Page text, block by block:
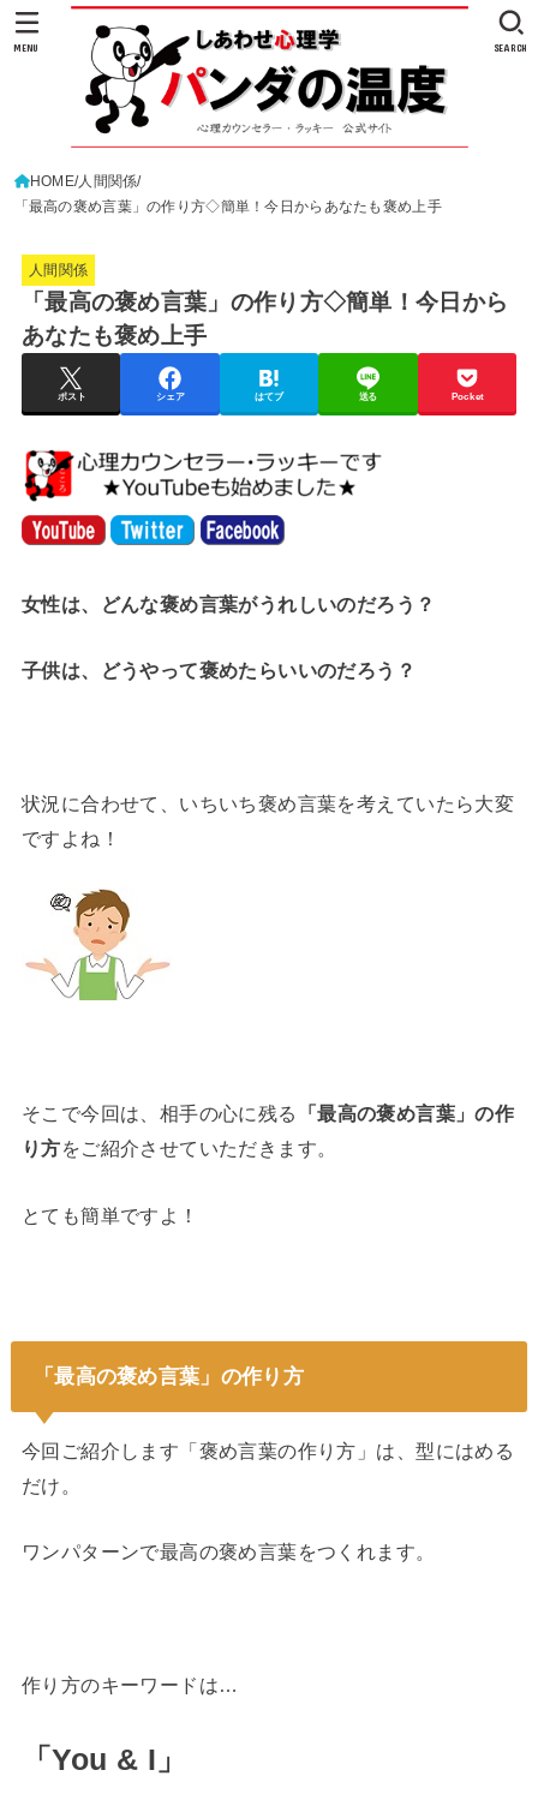
SEARCH
MENU
HOME 人間関係
「最高の褒め言葉」の作り方◇簡単！今日からあなたも褒め上手
人間関係
「最高の褒め言葉」の作り方◇簡単！今日から
あなたも褒め上手
ポスト シェア はてブ 送る Pocket
女性は、どんな褒め言葉がうれしいのだろう？
子供は、どうやって褒めたらいいのだろう？
状況に合わせて、いちいち褒め言葉を考えていたら大変
ですよね！
そこで今回は、相手の心に残る
「最高の褒め言葉」の作
り方をご紹介させていただきます。
とても簡単ですよ！
「最高の褒め言葉」の作り方
今回ご紹介します「褒め言葉の作り方」は、型にはめる
だけ。
ワンパターンで最高の褒め言葉をつくれます。
作り方のキーワードは…
「You & I」